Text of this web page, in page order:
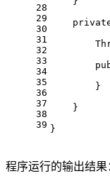
28
29
30
31
32
33
34
35
36
37
38
39
        }
    }
}
程序运行的输出结果